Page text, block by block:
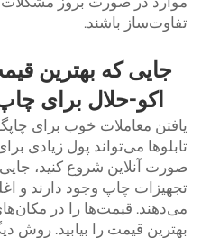
تفاوت‌ساز باشند.
جایی که بهترین
اکو-حلال برای
یافتن معاملات خوب برای
تابلوها می‌تواند پول زیادی
صورت آنلاین شروع کنید،
تجهیزات چاپ وجود دارند و
می‌دهند. قیمت‌ها را در
بهترین قیمت را بیابید. روش